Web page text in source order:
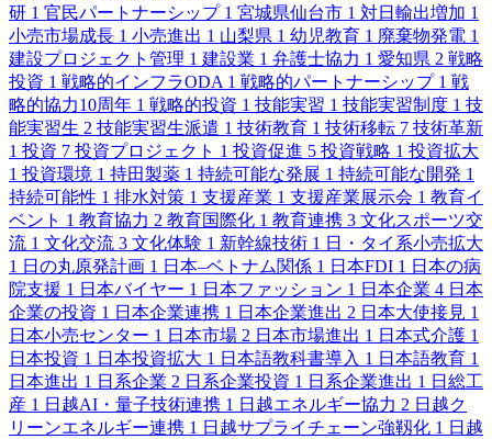
研 1 官民パートナーシップ 1 宮城県仙台市 1 対日輸出増加 1
小売市場成長 1 小売進出 1 山梨県 1 幼児教育 1 廃棄物発電 1
建設プロジェクト管理 1 建設業 1 弁護士協力 1 愛知県 2 戦略
投資 1 戦略的インフラODA 1 戦略的パートナーシップ 1 戦
略的協力10周年 1 戦略的投資 1 技能実習 1 技能実習制度 1 技
能実習生 2 技能実習生派遣 1 技術教育 1 技術移転 7 技術革新
1 投資 7 投資プロジェクト 1 投資促進 5 投資戦略 1 投資拡大
1 投資環境 1 持田製薬 1 持続可能な発展 1 持続可能な開発 1
持続可能性 1 排水対策 1 支援産業 1 支援産業展示会 1 教育イ
ベント 1 教育協力 2 教育国際化 1 教育連携 3 文化スポーツ交
流 1 文化交流 3 文化体験 1 新幹線技術 1 日・タイ系小売拡大
1 日の丸原発計画 1 日本–ベトナム関係 1 日本FDI 1 日本の病
院支援 1 日本バイヤー 1 日本ファッション 1 日本企業 4 日本
企業の投資 1 日本企業連携 1 日本企業進出 2 日本大使接見 1
日本小売センター 1 日本市場 2 日本市場進出 1 日本式介護 1
日本投資 1 日本投資拡大 1 日本語教科書導入 1 日本語教育 1
日本進出 1 日系企業 2 日系企業投資 1 日系企業進出 1 日総工
産 1 日越AI・量子技術連携 1 日越エネルギー協力 2 日越ク
リーンエネルギー連携 1 日越サプライチェーン強靱化 1 日越